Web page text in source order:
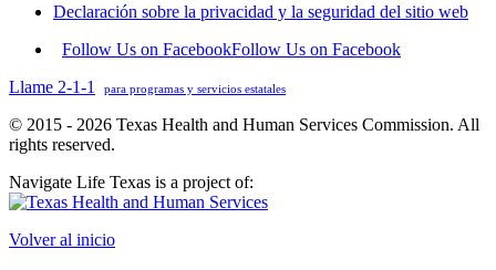
Declaración sobre la privacidad y la seguridad del sitio web
Follow Us on FacebookFollow Us on Facebook
Llame 2-1-1
para programas y servicios estatales
© 2015 - 2026 Texas Health and Human Services Commission. All
rights reserved.
Navigate Life Texas is a project of:
Volver al inicio